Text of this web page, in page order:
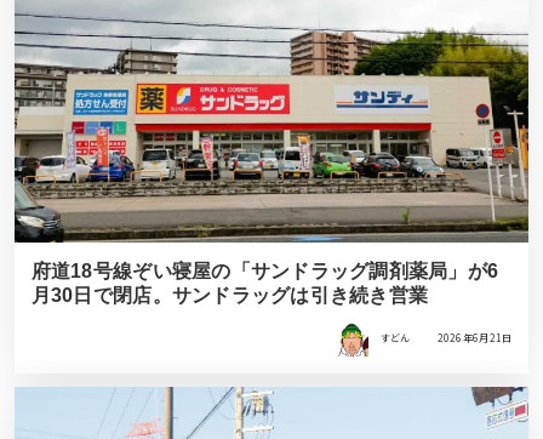
府道18号線ぞい寝屋の「サンドラッグ調剤薬局」が6
月30日で閉店。サンドラッグは引き続き営業
すどん 2026年6月21日